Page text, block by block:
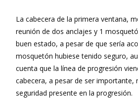
La cabecera de la primera ventana,
reunión de dos anclajes y 1
buen estado, a pesar de que sería
mosquetón hubiese tenido seguro,
cuenta que la línea de progresión
cabecera, a pesar de ser importante,
seguridad presente en la progresión.